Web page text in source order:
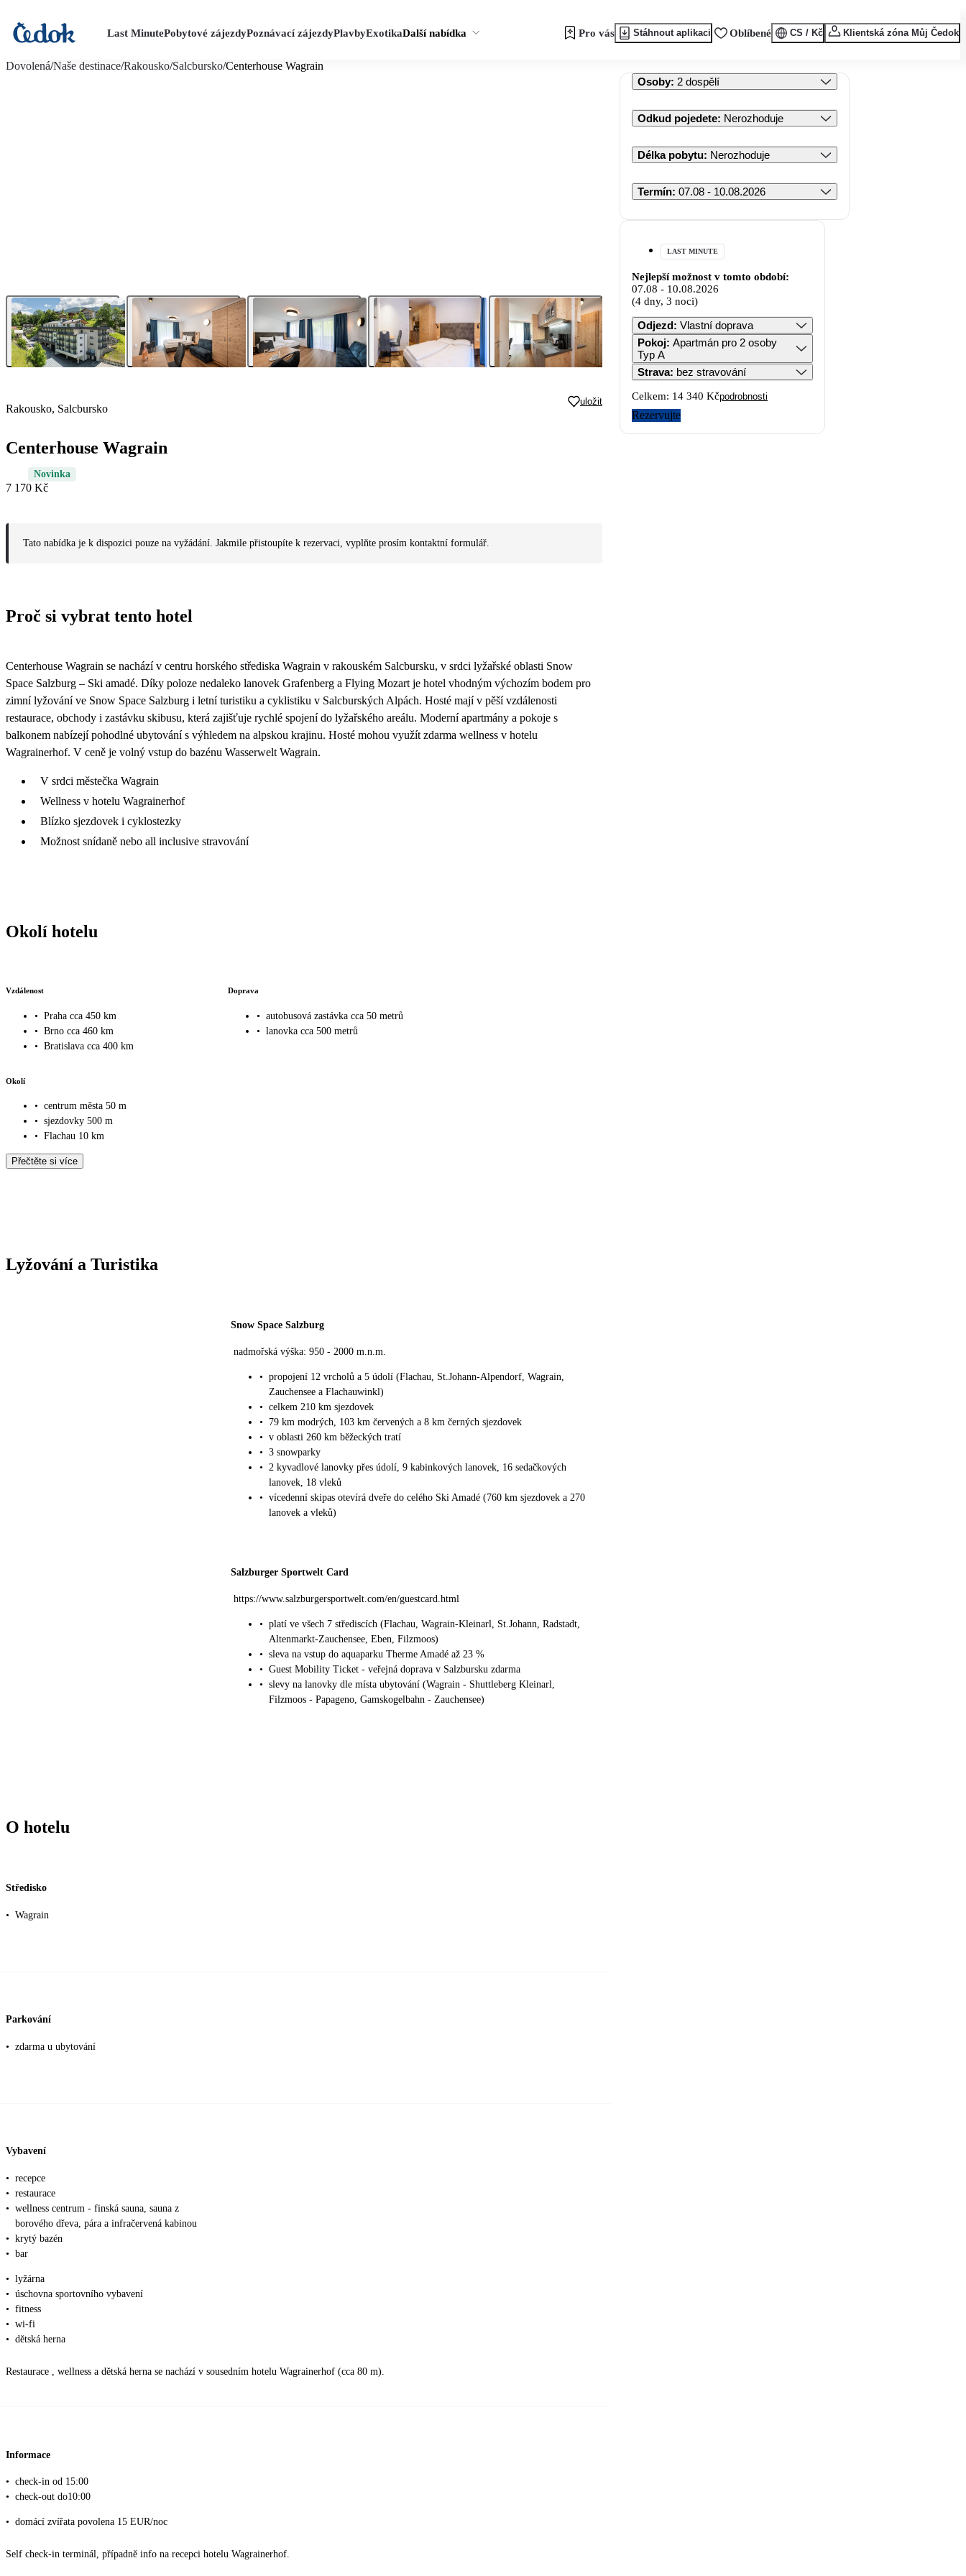
Last MinutePobytové zájezdyPoznávací zájezdyPlavbyExotikaDalší nabídka Pro vás Stáhnout aplikaci Oblíbené CS / Kč Klientská zóna Můj Čedok
Dovolená/Naše destinace/Rakousko/Salcbursko/Centerhouse Wagrain
Rakousko, Salcbursko
uložit
Centerhouse Wagrain
Novinka
7 170 Kč
Tato nabídka je k dispozici pouze na vyžádání. Jakmile přistoupíte k rezervaci, vyplňte prosím kontaktní formulář.
Proč si vybrat tento hotel
Centerhouse Wagrain se nachází v centru horského střediska Wagrain v rakouském Salcbursku, v srdci lyžařské oblasti Snow
Space Salzburg – Ski amadé. Díky poloze nedaleko lanovek Grafenberg a Flying Mozart je hotel vhodným výchozím bodem pro
zimní lyžování ve Snow Space Salzburg i letní turistiku a cyklistiku v Salcburských Alpách. Hosté mají v pěší vzdálenosti
restaurace, obchody i zastávku skibusu, která zajišťuje rychlé spojení do lyžařského areálu. Moderní apartmány a pokoje s
balkonem nabízejí pohodlné ubytování s výhledem na alpskou krajinu. Hosté mohou využít zdarma wellness v hotelu
Wagrainerhof. V ceně je volný vstup do bazénu Wasserwelt Wagrain.
V srdci městečka Wagrain
Wellness v hotelu Wagrainerhof
Blízko sjezdovek i cyklostezky
Možnost snídaně nebo all inclusive stravování
Okolí hotelu
Vzdálenost
• Praha cca 450 km
• Brno cca 460 km
• Bratislava cca 400 km
Doprava
• autobusová zastávka cca 50 metrů
• lanovka cca 500 metrů
Okolí
• centrum města 50 m
• sjezdovky 500 m
• Flachau 10 km
Přečtěte si více
Lyžování a Turistika
Snow Space Salzburg
nadmořská výška: 950 - 2000 m.n.m.
• propojení 12 vrcholů a 5 údolí (Flachau, St.Johann-Alpendorf, Wagrain,
Zauchensee a Flachauwinkl)
• celkem 210 km sjezdovek
•
79 km modrých, 103 km červených a 8 km černých sjezdovek
• v oblasti 260 km běžeckých tratí
• 3 snowparky
• 2 kyvadlové lanovky přes údolí, 9 kabinkových lanovek, 16 sedačkových
lanovek, 18 vleků
• vícedenní skipas otevírá dveře do celého Ski Amadé (760 km sjezdovek a 270
lanovek a vleků)
Salzburger Sportwelt Card
https://www.salzburgersportwelt.com/en/guestcard.html
• platí ve všech 7 střediscích (Flachau, Wagrain-Kleinarl, St.Johann, Radstadt,
Altenmarkt-Zauchensee, Eben, Filzmoos)
• sleva na vstup do aquaparku Therme Amadé až 23 %
• Guest Mobility Ticket - veřejná doprava v Salzbursku zdarma
• slevy na lanovky dle místa ubytování (Wagrain - Shuttleberg Kleinarl,
Filzmoos - Papageno, Gamskogelbahn - Zauchensee)
O hotelu
Středisko
• Wagrain
Parkování
• zdarma u ubytování
Vybavení
• recepce
• restaurace
• wellness centrum - finská sauna, sauna z
borového dřeva, pára a infračervená kabinou
• krytý bazén
• bar
• lyžárna
• úschovna sportovního vybavení
• fitness
• wi-fi
• dětská herna
Restaurace , wellness a dětská herna se nachází v sousedním hotelu Wagrainerhof (cca 80 m).
Informace
• check-in od 15:00
• check-out do10:00
• domácí zvířata povolena 15 EUR/noc
Self check-in terminál, případně info na recepci hotelu Wagrainerhof.
Osoby: 2 dospělí
Odkud pojedete: Nerozhoduje
Délka pobytu: Nerozhoduje
Termín: 07.08 - 10.08.2026
LAST MINUTE
Nejlepší možnost v tomto období:
07.08 - 10.08.2026
(4 dny, 3 noci)
Odjezd: Vlastní doprava
Pokoj: Apartmán pro 2 osoby
Typ A
Strava: bez stravování
Celkem: 14 340 Kčpodrobnosti
Rezervujte